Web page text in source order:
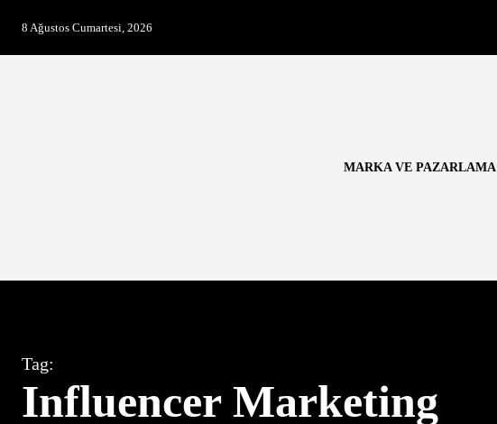
8 Ağustos Cumartesi, 2026
MARKA VE PAZARLAMA
Tag:
Influencer Marketing